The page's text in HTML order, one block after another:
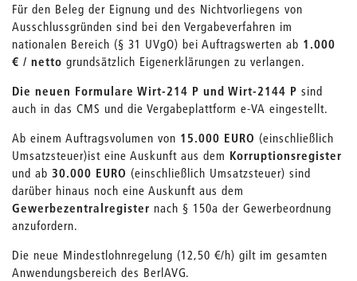
Für den Beleg der Eignung und des Nichtvorliegens von
Ausschlussgründen sind bei den Vergabeverfahren im
nationalen Bereich (§ 31 UVgO) bei Auftragswerten ab 1.000
€ / netto grundsätzlich Eigenerklärungen zu verlangen.
Die neuen Formulare Wirt-214 P und Wirt-2144 P sind
auch in das CMS und die Vergabeplattform e-VA eingestellt.
Ab einem Auftragsvolumen von 15.000 EURO (einschließlich
Umsatzsteuer)ist eine Auskunft aus dem Korruptionsregister
und ab 30.000 EURO (einschließlich Umsatzsteuer) sind
darüber hinaus noch eine Auskunft aus dem
Gewerbezentralregister nach § 150a der Gewerbeordnung
anzufordern.
Die neue Mindestlohnregelung (12,50 €/h) gilt im gesamten
Anwendungsbereich des BerlAVG.